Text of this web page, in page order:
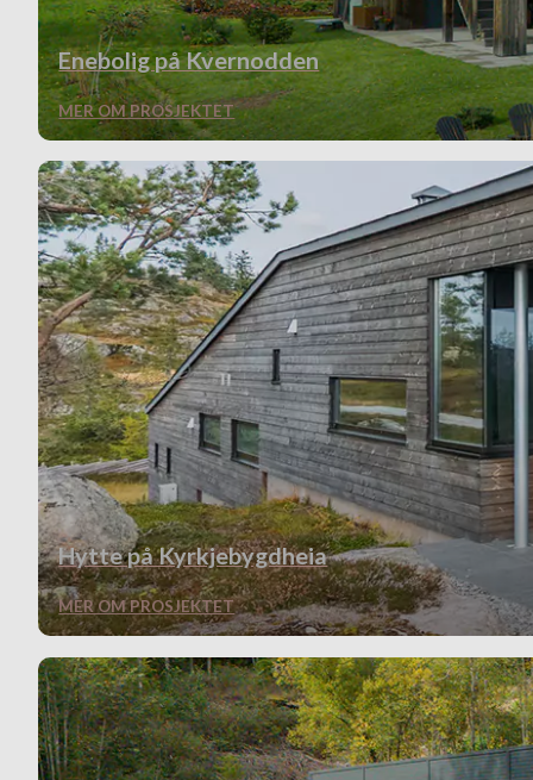
Enebolig på Kvernodden
MER OM PROSJEKTET
Hytte på Kyrkjebygdheia
MER OM PROSJEKTET